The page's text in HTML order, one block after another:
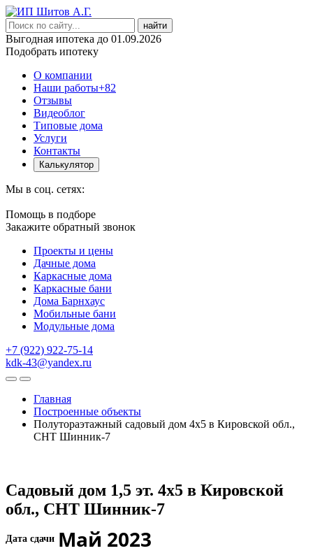
найти
Выгодная ипотека до 01.09.2026
Подобрать ипотеку
О компании
Наши работы+82
Отзывы
Видеоблог
Типовые дома
Услуги
Контакты
Калькулятор
Мы в соц. сетях:
Помощь в подборе
Закажите обратный звонок
Проекты и цены
Дачные дома
Каркасные дома
Каркасные бани
Дома Барнхаус
Мобильные бани
Модульные дома
+7 (922) 922-75-14
kdk-43@yandex.ru
Главная
Построенные объекты
Полутораэтажный садовый дом 4х5 в Кировской обл.,
СНТ Шинник-7
Садовый дом 1,5 эт. 4х5 в Кировской
обл., СНТ Шинник-7
Дата сдачи Май 2023